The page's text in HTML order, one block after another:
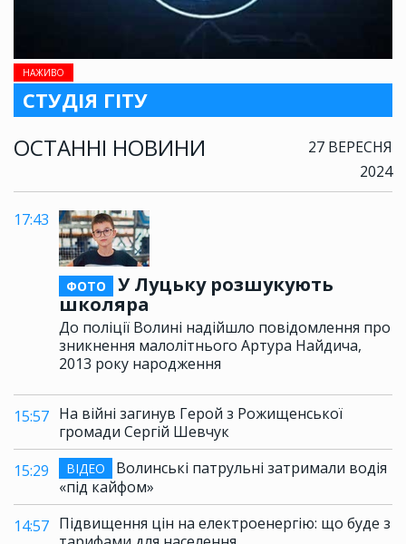
НАЖИВО
СТУДІЯ ГІТУ
ОСТАННІ НОВИНИ
27 ВЕРЕСНЯ
2024
17:43
ФОТО
У Луцьку розшукують
школяра
До поліції Волині надійшло повідомлення про
зникнення малолітнього Артура Найдича,
2013 року народження
15:57 На війні загинув Герой з Рожищенської
громади Сергій Шевчук
15:29
ВІДЕО
Волинські патрульні затримали водія
«під кайфом»
14:57 Підвищення цін на електроенергію: що буде з